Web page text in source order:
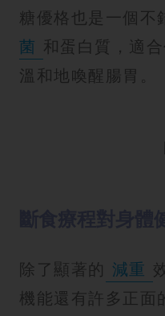
糖優格也是一個不
菌 和蛋白質，適
溫和地喚醒腸胃。
除了顯著的 減重
機能還有許多正面